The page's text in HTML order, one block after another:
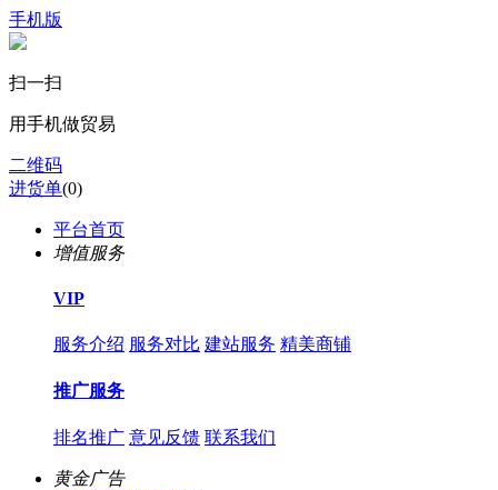
手机版
扫一扫
用手机做贸易
二维码
进货单(0)
平台首页
增值服务
VIP
服务介绍 服务对比 建站服务 精美商铺
推广服务
排名推广 意见反馈 联系我们
黄金广告